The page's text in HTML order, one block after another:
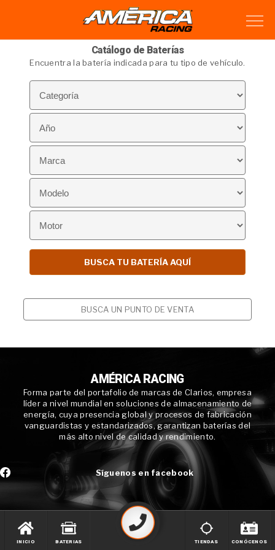
Catálogo de Baterías
Encuentra la batería indicada para tu tipo de vehículo.
BUSCA UN PUNTO DE VENTA
AMÉRICA RACING
Forma parte del portafolio de marcas de Clarios, empresa
líder a nivel mundial en soluciones de almacenamiento de
energía, cuya presencia global y procesos de fabricación
vanguardistas y estandarizados, garantizan baterías del
más alto nivel de calidad y rendimiento.
Síguenos en facebook
INICIO BATERIAS TIENDAS CONÓCENOS